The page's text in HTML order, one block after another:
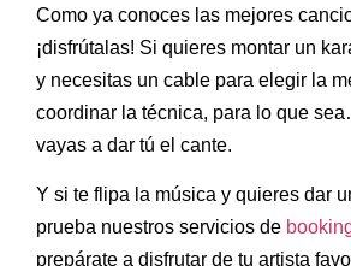
Como ya conoces las mejores
¡disfrútalas! Si quieres montar un
y necesitas un cable para elegir la
coordinar la técnica, para lo que
vayas a dar tú el cante.
Y si te flipa la música y quieres dar
prueba nuestros servicios de
prepárate a disfrutar de tu artista